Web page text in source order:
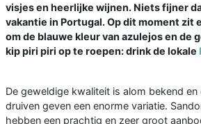
visjes en heerlijke wijnen. Niets fijner
vakantie in Portugal. Op dit moment zit
om de blauwe kleur van azulejos en de
kip piri piri op te roepen: drink de lokale
De geweldige kwaliteit is alom bekend en
druiven geven een enorme variatie.
hebben een prachtig en zeer groot